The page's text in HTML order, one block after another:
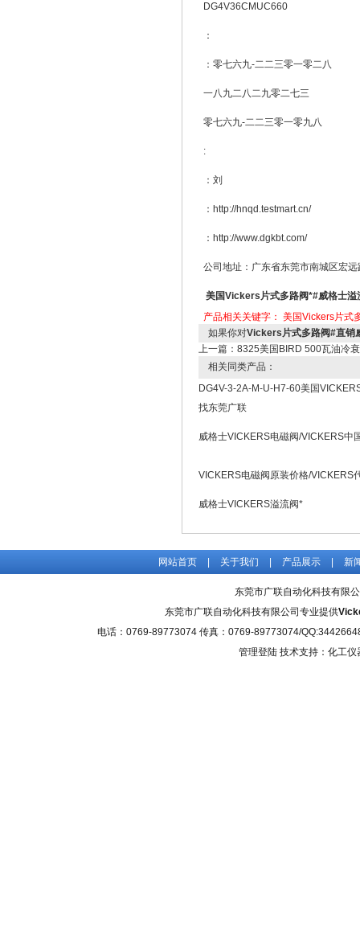
DG4V36CMUC660
：
：零七六九-二二三零一零二八
一八九二八二九零二七三
零七六九-二二三零一零九八
:
：刘
：http://hnqd.testmart.cn/
：http://www.dgkbt.com/
公司地址：广东省东莞市南城区宏
美国Vickers片式多路阀*#威格士溢
产品相关关键字： 美国Vickers片式
如果你对Vickers片式多路阀#直销
上一篇： 8325美国BIRD 500瓦油冷
相关同类产品：
DG4V-3-2A-M-U-H7-60美国
找东莞广联
威格士VICKERS电磁阀/VICKERS中
VICKERS电磁阀原装价格/VICKERS
威格士VICKERS溢流阀*
网站首页 关于我们 产品展示 新
东莞市广联自动化科技有限
东莞市广联自动化科技有限公司专业提供
电话：0769-89773074 传真：0769-89773074/
管理登陆 技术支持：化工